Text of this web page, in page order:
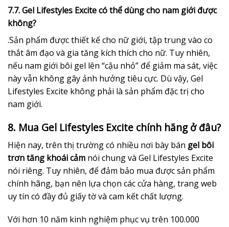
7.7. Gel Lifestyles Excite có thể dùng cho nam giới được
không?
.Sản phẩm được thiết kế cho nữ giới, tập trung vào co
thắt âm đạo và gia tăng kích thích cho nữ. Tuy nhiên,
nếu nam giới bôi gel lên “cậu nhỏ” để giảm ma sát, việc
này vẫn không gây ảnh hưởng tiêu cực. Dù vậy, Gel
Lifestyles Excite không phải là sản phẩm đặc trị cho
nam giới.
8. Mua Gel Lifestyles Excite chính hãng ở đâu?
Hiện nay, trên thị trường có nhiều nơi bày bán gel bôi
trơn tăng khoái cảm nói chung và Gel Lifestyles Excite
nói riêng. Tuy nhiên, để đảm bảo mua được sản phẩm
chính hãng, bạn nên lựa chọn các cửa hàng, trang web
uy tín có đầy đủ giấy tờ và cam kết chất lượng.
Với hơn 10 năm kinh nghiệm phục vụ trên 100.000